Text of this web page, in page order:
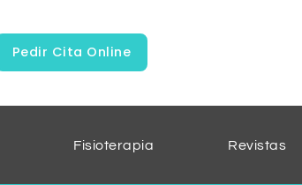
Pedir Cita Online
Fisioterapia Revistas